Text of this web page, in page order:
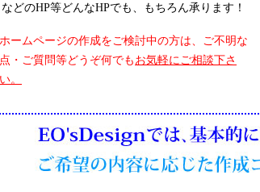
などのHP等どんなHPでも、もちろん承ります！
ホームページの作成をご検討中の方は、ご不明な
点・ご質問等どうぞ何でもお気軽にご相談下さ
い。